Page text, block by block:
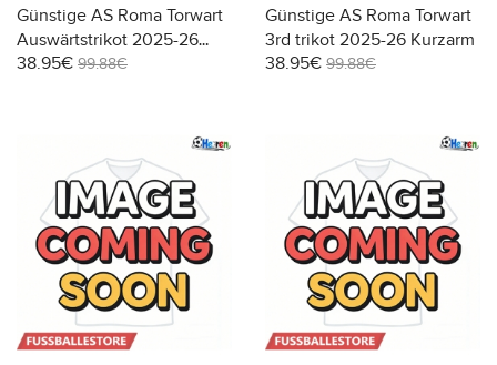
Günstige AS Roma Torwart
Auswärtstrikot 2025-26
Kurzarm
38.95€ 99.88€
Günstige AS Roma Torwart
3rd trikot 2025-26 Kurzarm
38.95€ 99.88€